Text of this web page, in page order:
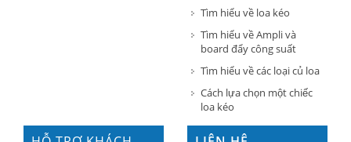
Tìm hiểu về loa kéo
Tìm hiểu về Ampli và
board đẩy công suất
Tìm hiểu về các loại củ loa
Cách lựa chọn một chiếc
loa kéo